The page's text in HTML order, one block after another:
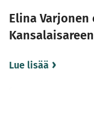
Elina
Lue lisää